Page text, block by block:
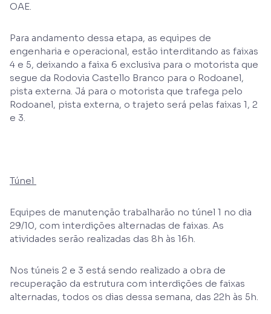
OAE.
Para andamento dessa etapa, as equipes de
engenharia e operacional, estão interditando as faixas
4 e 5, deixando a faixa 6 exclusiva para o motorista que
segue da Rodovia Castello Branco para o Rodoanel,
pista externa. Já para o motorista que trafega pelo
Rodoanel, pista externa, o trajeto será pelas faixas 1, 2
e 3.
Túnel
Equipes de manutenção trabalharão no túnel 1 no dia
29/10, com interdições alternadas de faixas. As
atividades serão realizadas das 8h às 16h.
Nos túneis 2 e 3 está sendo realizado a obra de
recuperação da estrutura com interdições de faixas
alternadas, todos os dias dessa semana, das 22h às 5h.